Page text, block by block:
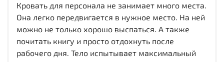
Кровать для персонала не занимает много места.
Она легко передвигается в нужное место. На ней
можно не только хорошо выспаться. А также
почитать книгу и просто отдохнуть после
рабочего дня. Тело испытывает максимальный